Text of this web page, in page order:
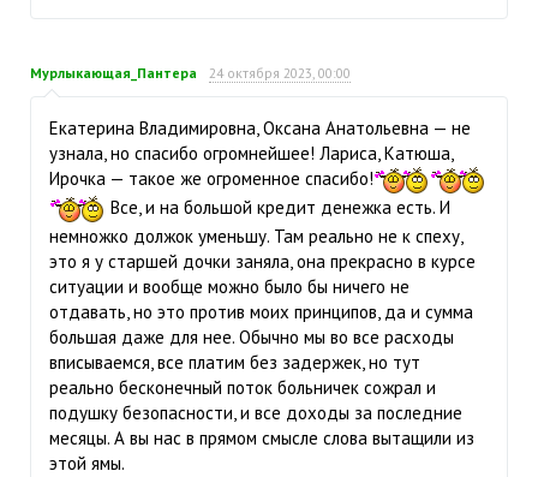
Мурлыкающая_Пантера 24 октября 2023, 00:00
Екатерина Владимировна, Оксана Анатольевна — не
узнала, но спасибо огромнейшее! Лариса, Катюша,
Ирочка — такое же огроменное спасибо!
Все, и на большой кредит денежка есть. И
немножко должок уменьшу. Там реально не к спеху,
это я у старшей дочки заняла, она прекрасно в курсе
ситуации и вообще можно было бы ничего не
отдавать, но это против моих принципов, да и сумма
большая даже для нее. Обычно мы во все расходы
вписываемся, все платим без задержек, но тут
реально бесконечный поток больничек сожрал и
подушку безопасности, и все доходы за последние
месяцы. А вы нас в прямом смысле слова вытащили из
этой ямы.